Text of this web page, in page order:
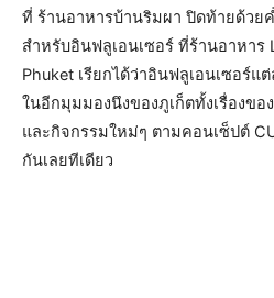
ที่ ร้านอาหารบ้านริมผา ปิดท้ายด้วย
สำหรับอินฟลูเอนเซอร์ ที่ร้านอาหาร
Phuket เรียกได้ว่าอินฟลูเอนเซอร์
ในอีกมุมมองนึงของภูเก็ตทั้งเรื่องข
และกิจกรรมใหม่ๆ ตามคอนเซ็ปต์
กันเลยทีเดียว